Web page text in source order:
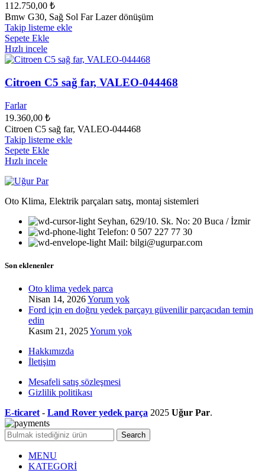
112.750,00 ₺
Bmw G30, Sağ Sol Far Lazer dönüşüm
Takip listeme ekle
Sepete Ekle
Hızlı incele
Citroen C5 sağ far, VALEO-044468
Farlar
19.360,00 ₺
Citroen C5 sağ far, VALEO-044468
Takip listeme ekle
Sepete Ekle
Hızlı incele
Oto Klima, Elektrik parçaları satış, montaj sistemleri
Seyhan, 629/10. Sk. No: 20 Buca / İzmir
Telefon: 0 507 227 77 30
Mail: bilgi@ugurpar.com
Son eklenenler
Oto klima yedek parca
Nisan 14, 2026Yorum yok
Ford için en doğru yedek parçayı güvenilir parçacıdan temin
edin
Kasım 21, 2025Yorum yok
Hakkımızda
İletişim
Mesafeli satış sözleşmesi
Gizlilik politikası
E-ticaret - Land Rover yedek parça 2025 Uğur Par.
Search
MENU
KATEGORİ